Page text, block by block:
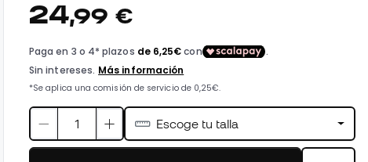
24,99 €
Escoge tu talla